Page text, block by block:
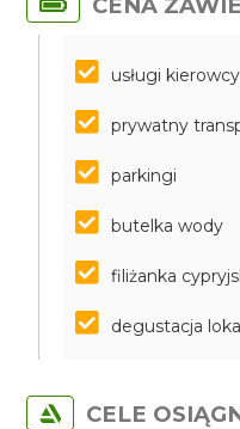
usługi
prywatny
parkingi
butelka wody
filiżanka
degustacja
CELE